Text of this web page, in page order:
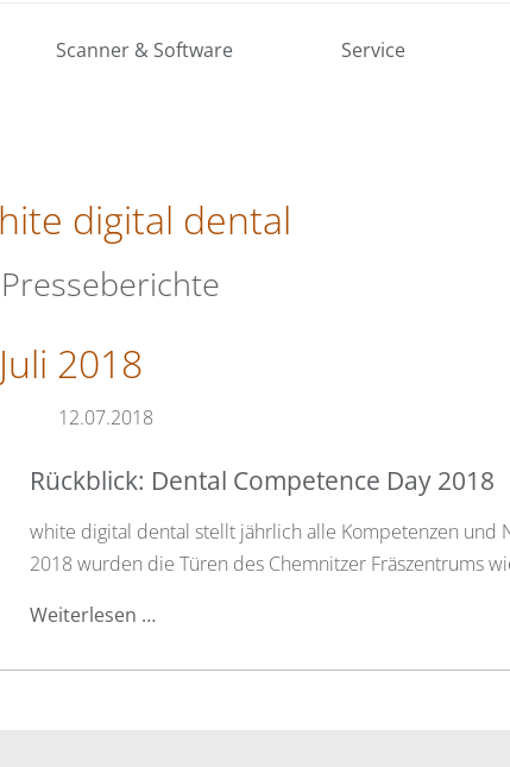
Scanner & Software Service
digital dental
Presseberichte
Juli 2018
12.07.2018
Rückblick: Dental Competence Day 2018
white digital dental stellt jährlich alle Kompetenzen und
2018 wurden die Türen des Chemnitzer Fräszentrums
Weiterlesen …Rückblick:
Competence